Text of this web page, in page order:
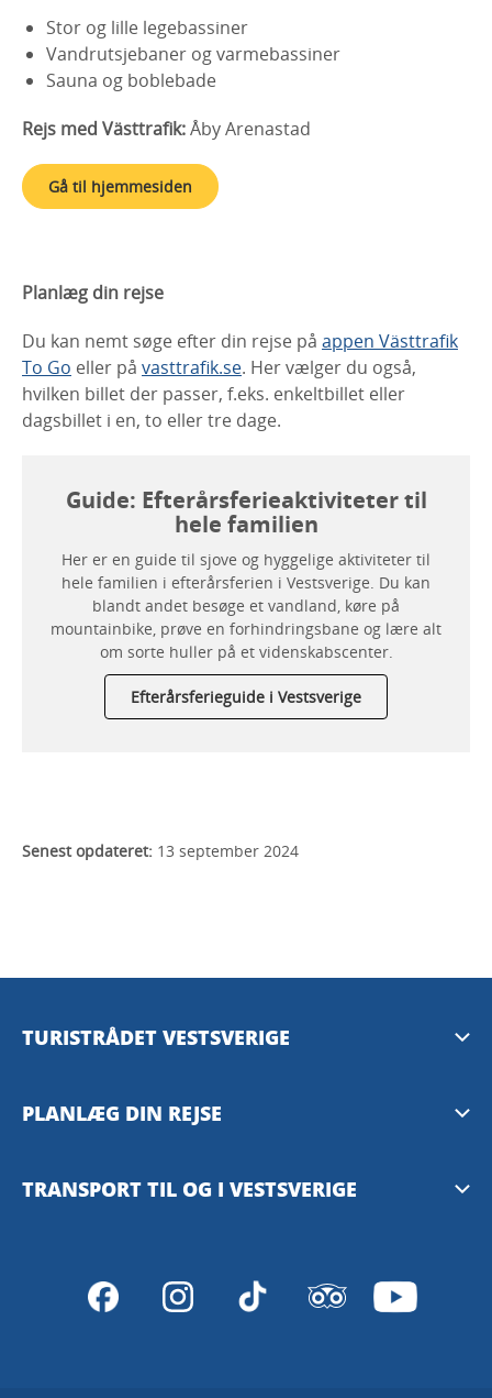
Stor og lille legebassiner
Vandrutsjebaner og varmebassiner
Sauna og boblebade
Rejs med Västtrafik:Åby Arenastad
Gå til hjemmesiden
Planlæg din rejse
Du kan nemt søge efter din rejse på appen Västtrafik
To Go eller på vasttrafik.se. Her vælger du også,
hvilken billet der passer, f.eks. enkeltbillet eller
dagsbillet i en, to eller tre dage.
Guide: Efterårsferieaktiviteter til
hele familien
Her er en guide til sjove og hyggelige aktiviteter til
hele familien i efterårsferien i Vestsverige. Du kan
blandt andet besøge et vandland, køre på
mountainbike, prøve en forhindringsbane og lære alt
om sorte huller på et videnskabscenter.
Efterårsferieguide i Vestsverige
Senest opdateret: 13 september 2024
TURISTRÅDET VESTSVERIGE
Mediebank
PLANLÆG DIN REJSE
Tilgængelighedsguide – TD
VisitSweden
TRANSPORT TIL OG I VESTSVERIGE
SJ – med tog